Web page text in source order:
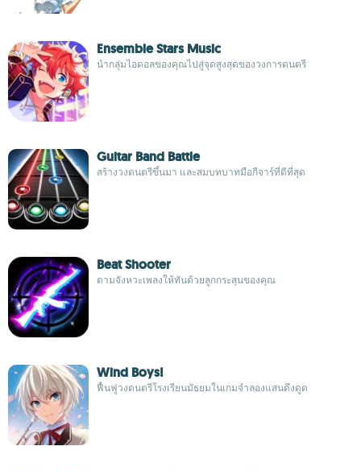
Ensemble Stars Music
นำกลุ่มไอดอลของคุณไปสู่จุดสูงสุดของวงการดนตรี
Guitar Band Battle
สร้างวงดนตรีขึ้นมา และสมบทบาทมือกีจาร์ที่ดีที่สุด
Beat Shooter
ตามจังหวะเพลงให้ทันด้วยลูกกระสุนของคุณ
Wind Boys!
ฟื้นฟูวงดนตรีโรงเรียนมัธยมในเกมจำลองแสนดึงดูด